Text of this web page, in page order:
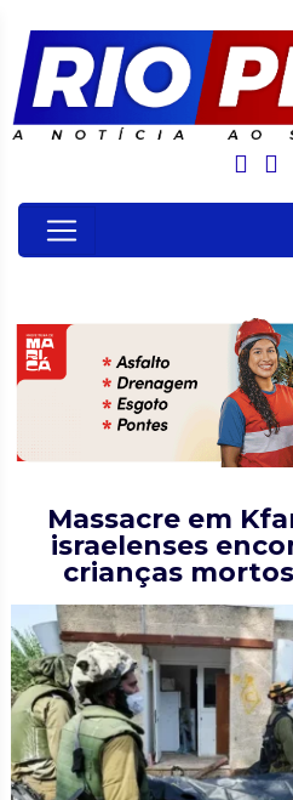
Massacre em
israelenses
crianças